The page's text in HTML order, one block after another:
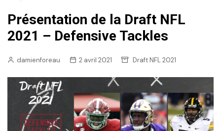
Présentation de la Draft NFL
2021 – Defensive Tackles
damienforeau 2 avril 2021 Draft NFL 2021